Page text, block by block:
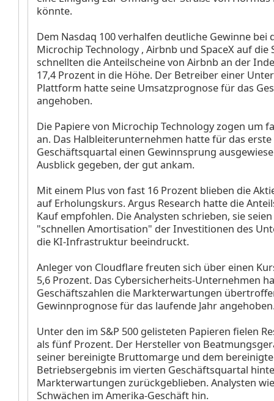
könnte.
Dem Nasdaq 100 verhalfen deutliche Gewinne bei
Microchip Technology, Airbnb und SpaceXauf die
schnellten die Anteilscheine von Airbnb an der
17,4 Prozent in die Höhe. Der Betreiber einer
Plattform hatte seine Umsatzprognose für das
angehoben.
Die Papiere von Microchip Technology zogen um
an. Das Halbleiterunternehmen hatte für das erste
Geschäftsquartal einen Gewinnsprung
Ausblick gegeben, der gut ankam.
Mit einem Plus von fast 16 Prozent blieben die
auf Erholungskurs. Argus Research hatte die
Kauf empfohlen. Die Analysten schrieben, sie
"schnellen Amortisation" der Investitionen des
die KI-Infrastruktur beeindruckt.
Anleger von Cloudflarefreuten sich über einen
5,6 Prozent. Das Cybersicherheits-Unternehmen
Geschäftszahlen die Markterwartungen
Gewinnprognose für das laufende Jahr
Unter den im S&P 500 gelisteten Papieren fielen
als fünf Prozent. Der Hersteller von
seiner bereinigte Bruttomarge und dem
Betriebsergebnis im vierten Geschäftsquartal
Markterwartungen zurückgeblieben. Analysten
Schwächen im Amerika-Geschäft hin.